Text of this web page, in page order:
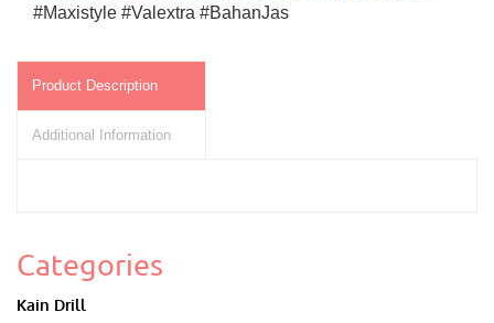
#Maxistyle #Valextra #BahanJas
Product Description
Additional Information
Categories
Kain Drill